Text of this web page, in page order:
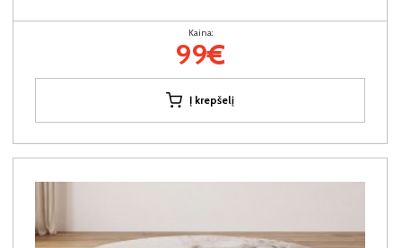
Kaina:
99€
Į krepšelį